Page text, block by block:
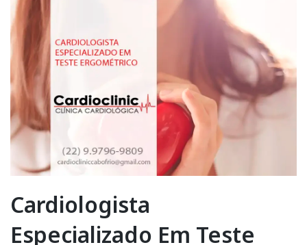
Cardiologista
Especializado Em Teste